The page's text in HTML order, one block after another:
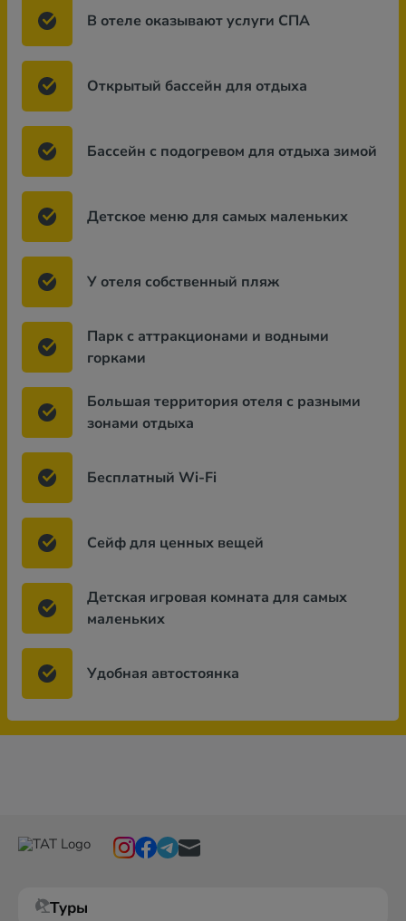
В отеле оказывают услуги СПА
Открытый бассейн для отдыха
Бассейн с подогревом для отдыха зимой
Детское меню для самых маленьких
У отеля собственный пляж
Парк с аттракционами и водными
горками
Большая территория отеля с разными
зонами отдыха
Бесплатный Wi-Fi
Сейф для ценных вещей
Детская игровая комната для самых
маленьких
Удобная автостоянка
Туры